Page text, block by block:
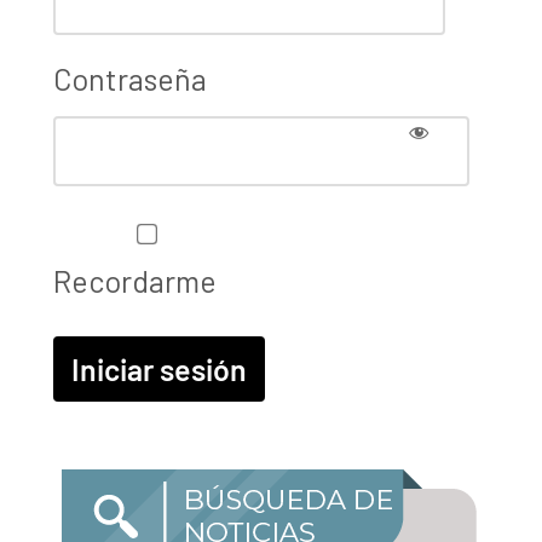
Contraseña
Recordarme